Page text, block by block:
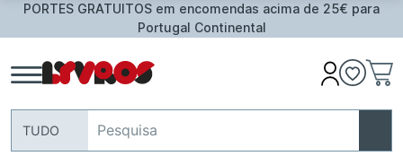
PORTES GRATUITOS em encomendas acima de 25€ para
Portugal Continental
TUDO